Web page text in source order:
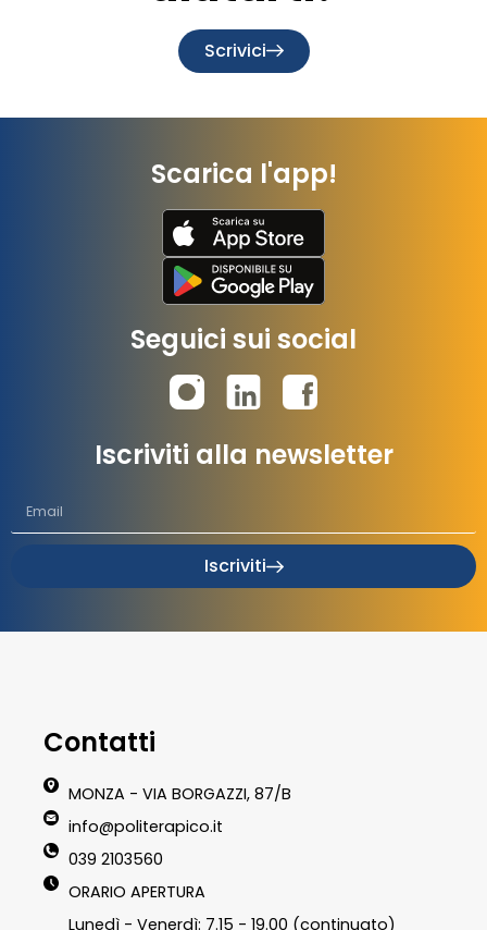
Scrivici
Scarica l'app!
Seguici sui social
Iscriviti alla newsletter
Iscriviti
Contatti
MONZA - VIA BORGAZZI, 87/B
info@politerapico.it
039 2103560
ORARIO APERTURA
Lunedì - Venerdì: 7.15 - 19.00 (continuato)